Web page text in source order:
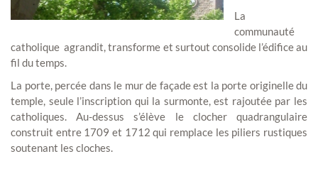
La
communauté
catholique agrandit, transforme et surtout consolide l’édifice au
fil du temps.
La porte, percée dans le mur de façade est la porte originelle du
temple, seule l’inscription qui la surmonte, est rajoutée par les
catholiques. Au-dessus s’élève le clocher quadrangulaire
construit entre 1709 et 1712 qui remplace les piliers rustiques
soutenant les cloches.